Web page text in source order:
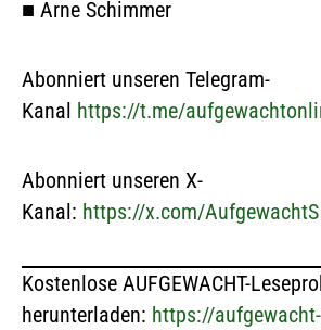
■ Arne Schimmer
Abonniert unseren Telegram-
Kanal https://t.me/
Abonniert unseren X-
Kanal: https://x.com/AufgewachtS
Kostenlose AUFGEWACHT-
herunterladen: https://aufgewacht-